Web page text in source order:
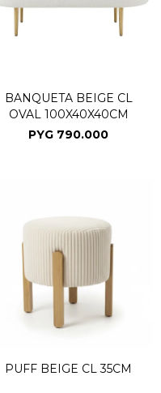
BANQUETA BEIGE CL
OVAL 100X40X40CM
PYG 790.000
PUFF BEIGE CL 35CM